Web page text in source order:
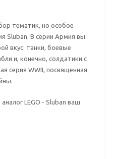
тематик, но особое
Sluban. В серии Армия вы
вкус: танки, боевые
и, конечно, солдатики с
серия WWII, посвященная
LEGO - Sluban ваш